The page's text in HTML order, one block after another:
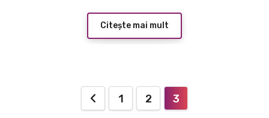
Citește mai mult
Paginație
1 2 3